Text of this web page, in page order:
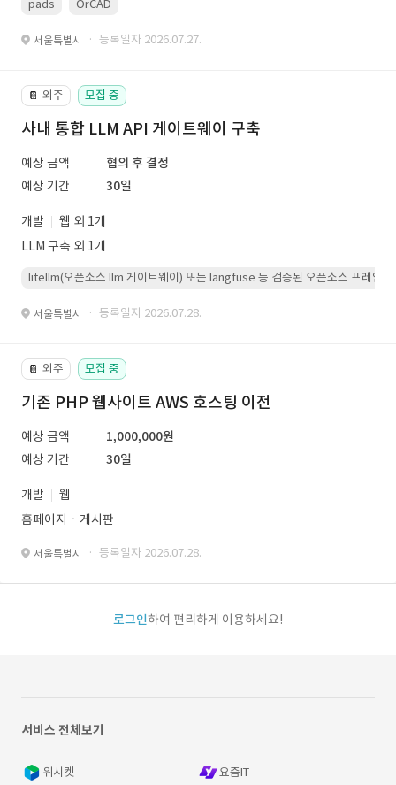
pads OrCAD
서울특별시 · 등록일자 2026.07.27.
📔 외주 모집 중
사내 통합 LLM API 게이트웨이 구축
예상 금액
협의 후 결정
예상 기간
30일
개발
웹 외 1개
LLM 구축 외 1개
litellm(오픈소스 llm 게이트웨이) 또는 langfuse 등 검증된 오픈소스 프레임워
서울특별시 · 등록일자 2026.07.28.
📔 외주 모집 중
기존 PHP 웹사이트 AWS 호스팅 이전
예상 금액
1,000,000원
예상 기간
30일
개발
웹
홈페이지ㆍ게시판
서울특별시 · 등록일자 2026.07.28.
로그인하여 편리하게 이용하세요!
서비스 전체보기
위시켓 요즘IT